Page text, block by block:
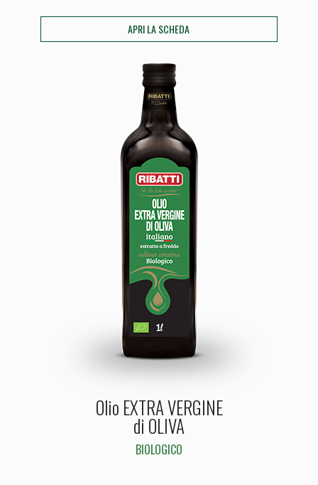
APRI LA SCHEDA
Olio EXTRA VERGINE
di OLIVA
BIOLOGICO